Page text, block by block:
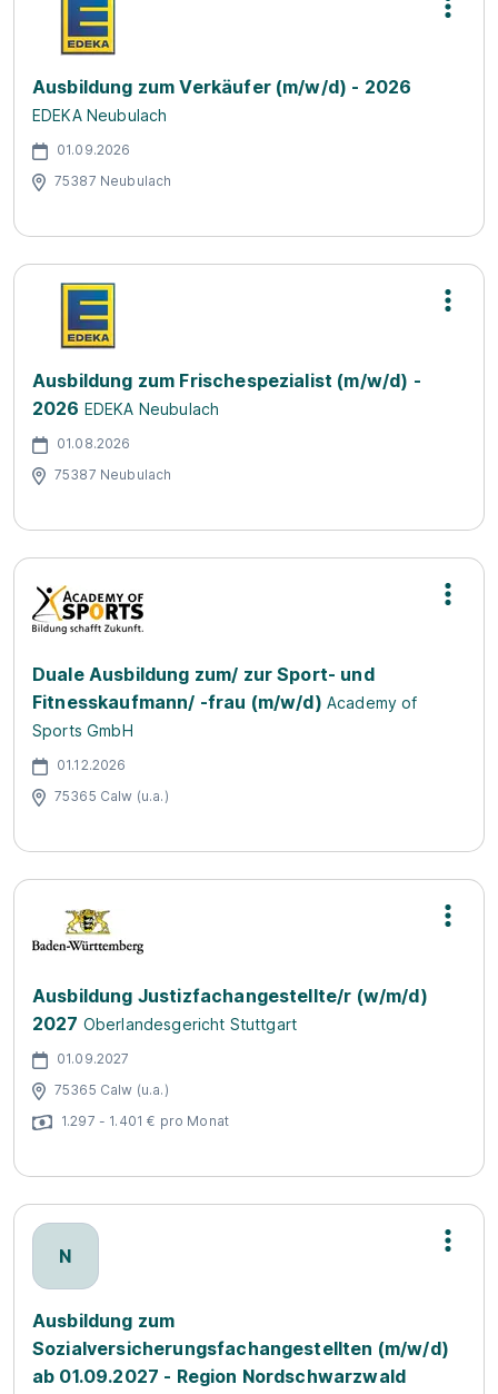
Ausbildung zum Verkäufer (m/w/d) - 2026
EDEKA Neubulach
01.09.2026
75387 Neubulach
Ausbildung zum Frischespezialist (m/w/d) -
2026 EDEKA Neubulach
01.08.2026
75387 Neubulach
Duale Ausbildung zum/ zur Sport- und
Fitnesskaufmann/ -frau (m/w/d) Academy of
Sports GmbH
01.12.2026
75365 Calw (u.a.)
Ausbildung Justizfachangestellte/r (w/m/d)
2027 Oberlandesgericht Stuttgart
01.09.2027
75365 Calw (u.a.)
1.297 - 1.401 € pro Monat
N
Ausbildung zum
Sozialversicherungsfachangestellten (m/w/d)
ab 01.09.2027 - Region Nordschwarzwald